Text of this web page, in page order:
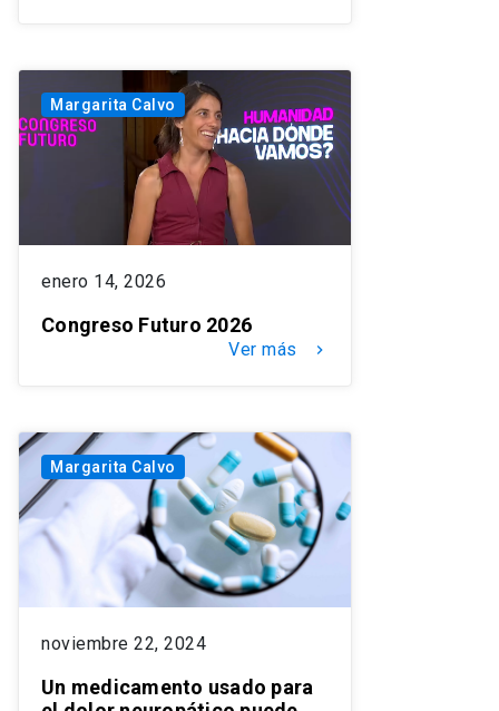
Margarita Calvo
enero 14, 2026
Congreso Futuro 2026
Ver más keyboard_arrow_right
Margarita Calvo
noviembre 22, 2024
Un medicamento usado para